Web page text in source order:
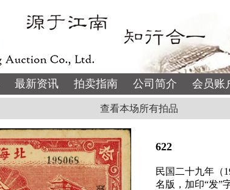
最新资讯 拍卖指南 公司简介 会员账
查看本场所有拍品
622
民国二十九年（
名版，加印“发”